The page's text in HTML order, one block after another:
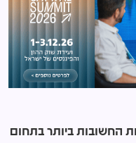
הכתבות החשובות ביותר בתחום